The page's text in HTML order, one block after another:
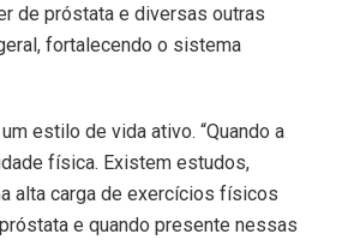
de próstata e diversas outras
fortalecendo o sistema
estilo de vida ativo. “Quando a
física. Existem estudos,
alta carga de exercícios físicos
e quando presente nessas